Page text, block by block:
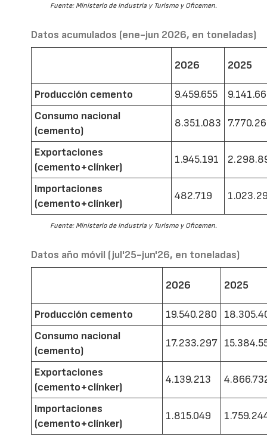
Fuente: Ministerio de Industria y Turismo y Oficemen.
Datos acumulados (ene-jun 2026, en toneladas)
2026 2025
Producción cemento 9.459.655
Consumo nacional
(cemento)
8.351.083
Exportaciones
(cemento+clínker)
1.945.191
Importaciones
(cemento+clínker)
482.719
Fuente: Ministerio de Industria y Turismo y Oficemen.
Datos año móvil (jul'25-jun'26, en toneladas)
2026 2025
Producción cemento 19.540.280
Consumo nacional
(cemento)
17.233.297
Exportaciones
(cemento+clínker)
4.139.213
Importaciones
(cemento+clínker)
1.815.049